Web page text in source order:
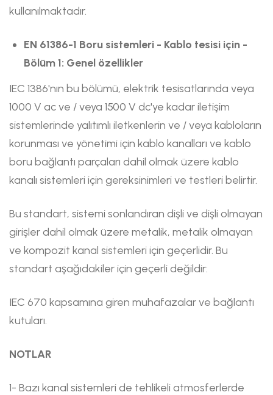
kullanılmaktadır.
EN 61386-1 Boru sistemleri - Kablo tesisi için -
Bölüm 1: Genel özellikler
IEC 1386'nın bu bölümü, elektrik tesisatlarında veya
1000 V ac ve / veya 1500 V dc'ye kadar iletişim
sistemlerinde yalıtımlı iletkenlerin ve / veya kabloların
korunması ve yönetimi için kablo kanalları ve kablo
boru bağlantı parçaları dahil olmak üzere kablo
kanalı sistemleri için gereksinimleri ve testleri belirtir.
Bu standart, sistemi sonlandıran dişli ve dişli olmayan
girişler dahil olmak üzere metalik, metalik olmayan
ve kompozit kanal sistemleri için geçerlidir. Bu
standart aşağıdakiler için geçerli değildir:
IEC 670 kapsamına giren muhafazalar ve bağlantı
kutuları.
NOTLAR
1- Bazı kanal sistemleri de tehlikeli atmosferlerde